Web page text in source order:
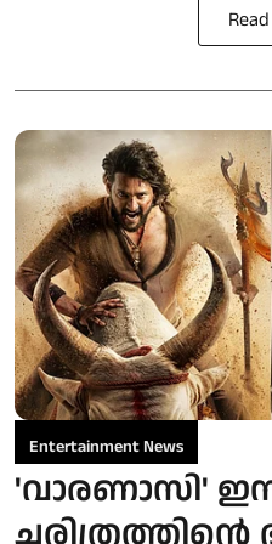
Entertainment News
'വാരണാസി'
ചരിത്രത്തിന്റെ